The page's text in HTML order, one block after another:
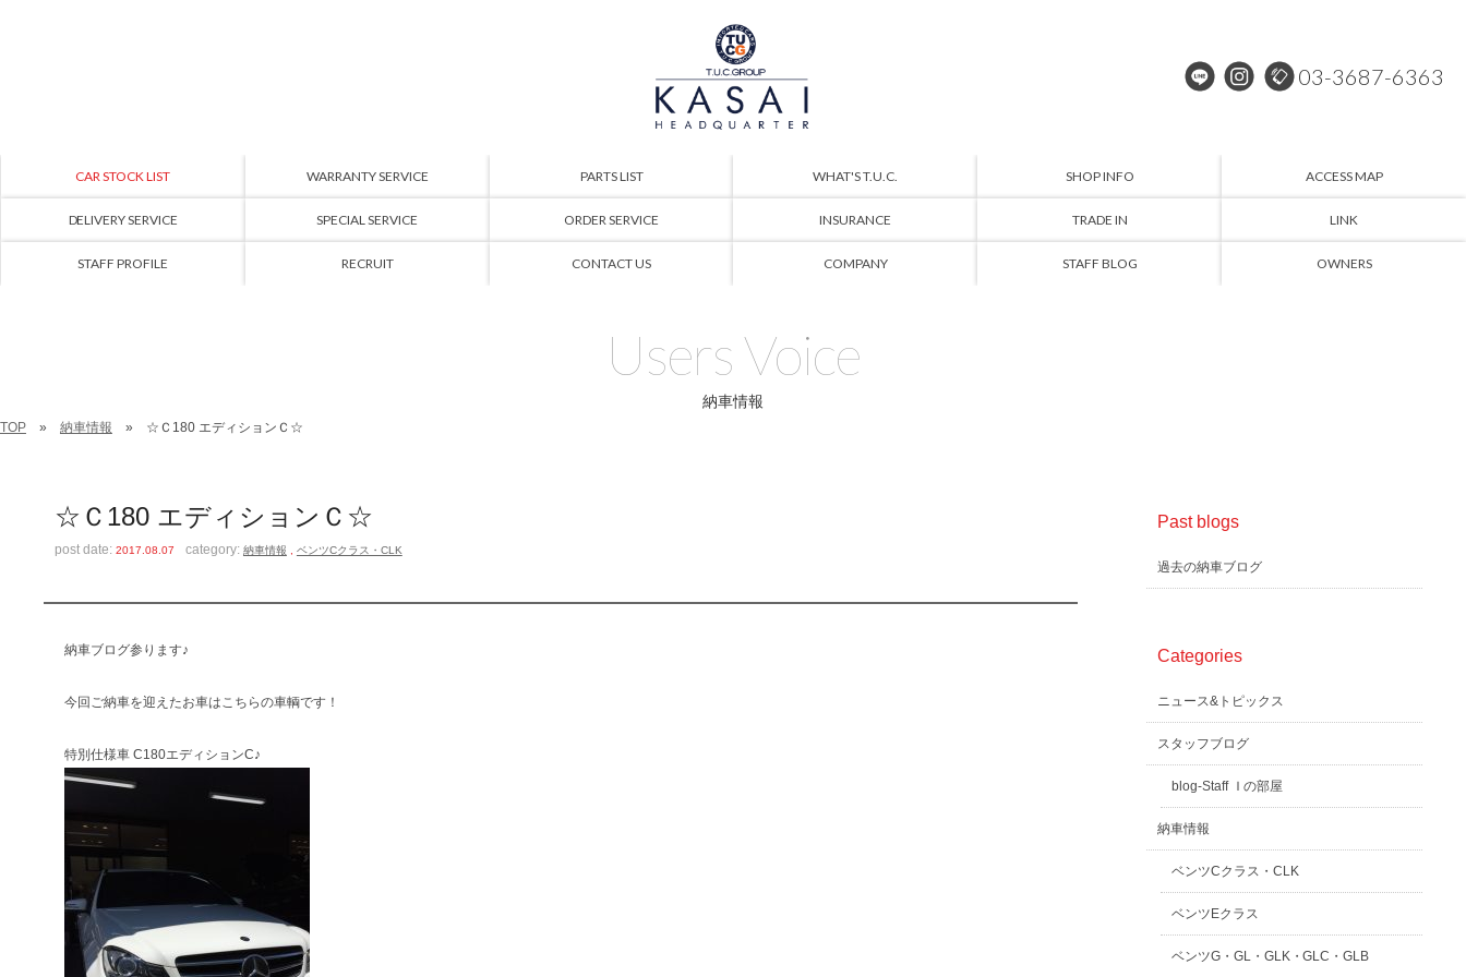
03-3687-6363
CAR STOCK LIST WARRANTY SERVICE PARTS LIST WHAT'S T.U.C. SHOP INFO ACCESS MAP
DELIVERY SERVICE SPECIAL SERVICE ORDER SERVICE INSURANCE TRADE IN LINK
STAFF PROFILE RECRUIT CONTACT US COMPANY STAFF BLOG OWNERS
Users Voice
納車情報
TOP 納車情報 ☆Ｃ180 エディションＣ☆
☆Ｃ180 エディションＣ☆
post date:2017.08.07 category: 納車情報 ベンツCクラス・CLK
納車ブログ参ります♪
今回ご納車を迎えたお車はこちらの車輌です！
特別仕様車 C180エディションC♪
Past blogs
過去の納車ブログ
Categories
ニュース&トピックス
スタッフブログ
blog-Staff Ｉの部屋
納車情報
ベンツCクラス・CLK
ベンツEクラス
ベンツG・GL・GLK・GLC・GLB